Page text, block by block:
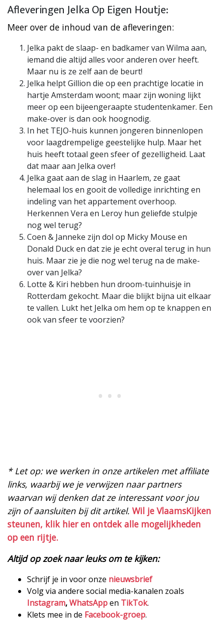
Afleveringen Jelka Op Eigen Houtje:
Meer over de inhoud van de afleveringen:
Jelka pakt de slaap- en badkamer van Wilma aan,
iemand die altijd alles voor anderen over heeft.
Maar nu is ze zelf aan de beurt!
Jelka helpt Gillion die op een prachtige locatie in
hartje Amsterdam woont; maar zijn woning lijkt
meer op een bijeengeraapte studentenkamer. Een
make-over is dan ook hoognodig.
In het TEJO-huis kunnen jongeren binnenlopen
voor laagdrempelige geestelijke hulp. Maar het
huis heeft totaal geen sfeer of gezelligheid. Laat
dat maar aan Jelka over!
Jelka gaat aan de slag in Haarlem, ze gaat
helemaal los en gooit de volledige inrichting en
indeling van het appartement overhoop.
Herkennen Vera en Leroy hun geliefde stulpje
nog wel terug?
Coen & Janneke zijn dol op Micky Mouse en
Donald Duck en dat zie je echt overal terug in hun
huis. Maar zie je die nog wel terug na de make-
over van Jelka?
Lotte & Kiri hebben hun droom-tuinhuisje in
Rotterdam gekocht. Maar die blijkt bijna uit elkaar
te vallen. Lukt het Jelka om hem op te knappen en
ook van sfeer te voorzien?
* Let op: we werken in onze artikelen met affiliate
links, waarbij we je verwijzen naar partners
waarvan wij denken dat ze interessant voor jou
zijn of aansluiten bij dit artikel. Wil je VlaamsKijken
steunen, klik hier en ontdek alle mogelijkheden
op een rijtje.
Altijd op zoek naar leuks om te kijken:
Schrijf je in voor onze nieuwsbrief
Volg via andere social media-kanalen zoals
Instagram,WhatsAppen TikTok.
Klets mee in de Facebook-groep.